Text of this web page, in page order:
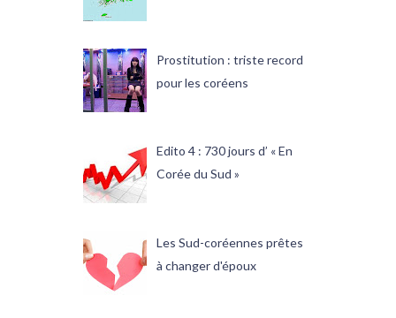
Prostitution : triste record
pour les coréens
Edito 4 : 730 jours d’ « En
Corée du Sud »
Les Sud-coréennes prêtes
à changer d'époux